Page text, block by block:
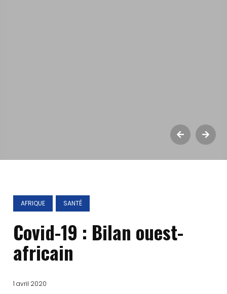
AFRIQUE SANTÉ
Covid-19 : Bilan ouest-
africain
1 avril 2020